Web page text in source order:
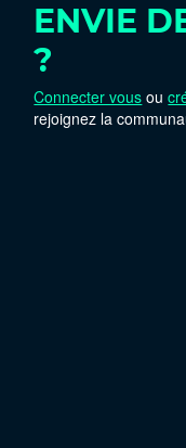
ENVIE
?
Connecter vous ou
rejoignez la